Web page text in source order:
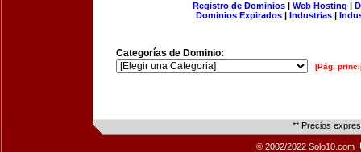
Registro de Dominios| Web Hosting |
Dominios Expirados | Industrias |
Categorías de Dominio:
[Pág.
** Precios
© 2002/2022 Solo10.com